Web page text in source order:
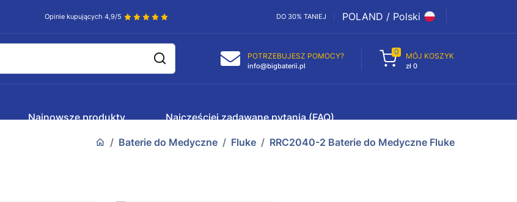
Opinie kupujących 4,9/5 DO 30% TANIEJ POLAND / Polski
POTRZEBUJESZ POMOCY?
info@bigbaterii.pl
0 MÓJ KOSZYK
zł 0
Najnowsze produkty Najczęściej zadawane pytania (FAQ)
Baterie do Medyczne Fluke RRC2040-2 Baterie do Medyczne Fluke